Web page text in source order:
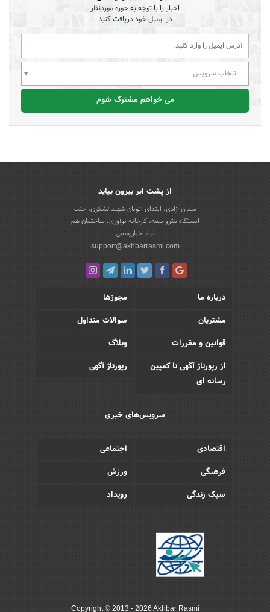
اخبار را با توجه به حوزه موردنظر
در ایمیل خود دریافت کنید
انتخاب سرویس
می خواهم مشترک شوم
از پشت ابر بیرون بیاید
میدان آزادی، ابتدای اتوبان شهید لشکری، جنب
ایستگاه مترو بیمه، کارخانه نوآوری، ساختمان هم
آوا، اخباررسمی
support@akhbarrasmi.com
درباره ما
مجوزها
مشتریان
سوالات متداول
قوانین و مقررات
وبلاگ
از رپورتاژ آگهی تا کمپین
رسانه ای
رپورتاژ آگهی
سرویس‌های خبری
اقتصادی
اجتماعی
فرهنگی
ورزش
سبک زندگی
رویداد
Copyright © 2013 - 2026 Akhbar Rasmi